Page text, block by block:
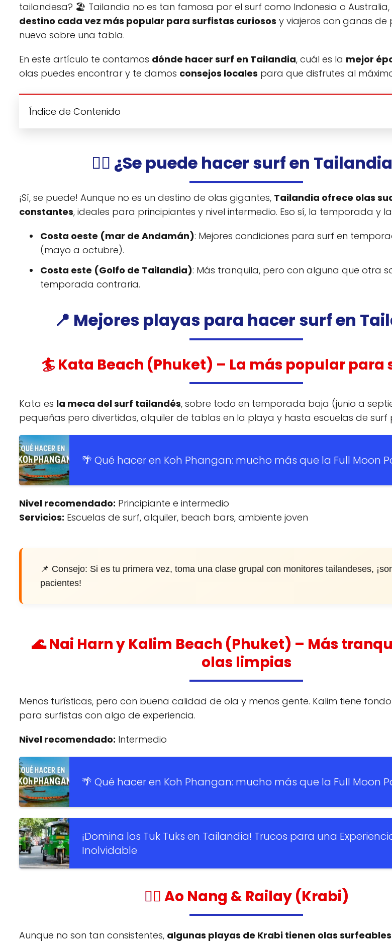
tailandesa? 🏖️ Tailandia no es tan famosa por el surf como Indonesia o
destino cada vez más popular para surfistas curiosos y viajeros con ganas
nuevo sobre una tabla.
En este artículo te contamos dónde hacer surf en Tailandia, cuál es la mejor
olas puedes encontrar y te damos consejos locales para que disfrutes al
Índice de Contenido
🏄‍♂️ ¿Se puede hacer surf en
¡Sí, se puede! Aunque no es un destino de olas gigantes, Tailandia ofrece olas
constantes, ideales para principiantes y nivel intermedio. Eso sí, la temporada y
Costa oeste (mar de Andamán): Mejores condiciones para surf en
(mayo a octubre).
Costa este (Golfo de Tailandia): Más tranquila, pero con alguna que otra
temporada contraria.
📍 Mejores playas para hacer surf en
🏄 Kata Beach (Phuket) – La más popular para
Kata es la meca del surf tailandés, sobre todo en temporada baja (junio a
pequeñas pero divertidas, alquiler de tablas en la playa y hasta escuelas de surf
🌴 Qué hacer en Koh Phangan: mucho más que la Full Moon
Nivel recomendado: Principiante e intermedio
Servicios: Escuelas de surf, alquiler, beach bars, ambiente joven
📌 Consejo: Si es tu primera vez, toma una clase grupal con monitores tailandeses,
pacientes!
🌊 Nai Harn y Kalim Beach (Phuket) – Más
olas limpias
Menos turísticas, pero con buena calidad de ola y menos gente. Kalim tiene
para surfistas con algo de experiencia.
Nivel recomendado: Intermedio
🌴 Qué hacer en Koh Phangan: mucho más que la Full Moon
¡Domina los Tuk Tuks en Tailandia! Trucos para una
Inolvidable
🏄‍♀️ Ao Nang & Railay (Krabi)
Aunque no son tan consistentes, algunas playas de Krabi tienen olas